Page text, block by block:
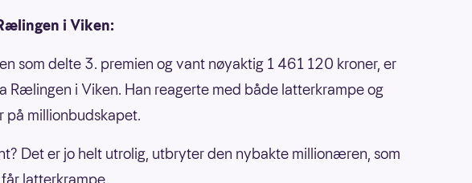
i Viken:
som delte 3. premien og vant nøyaktig 1 461 120 kroner, er
Rælingen i Viken. Han reagerte med både latterkrampe og
på millionbudskapet.
Det er jo helt utrolig, utbryter den nybakte millionæren, som